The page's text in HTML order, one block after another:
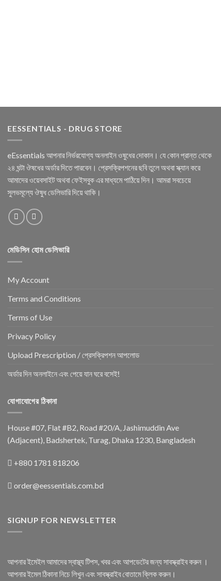
EESSENTIALS - DRUG STORE
eEssentials আপনার নির্ভরযোগ্য অনলাইন ওষুধের দোকান। যে কোন প্রান্ত থেকে
২৪ ঘন্টা ঔষধের অর্ডার দিতে পারবেন। প্রেসক্রিপশনের ছবি তুলে অথবা স্ক্যান করে
আমাদের ওয়েবসাইট অথবা ফেইসবুক এর মাধ্যমে পাঠিয়ে দিন। আমরা সবচেয়ে
সুলভমূল্যে ঔষুধ ডেলিভারি দিয়ে থাকি।
মেডিসিন হোম ডেলিভারি
My Account
Terms and Conditions
Terms of Use
Privacy Policy
Upload Prescription / প্রেসক্রিপশন আপলোড
অর্ডার দিন অনলাইনে এবং পেয়ে যান ঘরে বসেই!
যোগাযোগের ঠিকানা
House #07, Flat #B2, Road #20/A, Jashimuddin Ave
(Adjacent), Badshertek, Turag, Dhaka 1230, Bangladesh
+880 1781 818206
order@eessentials.com.bd
SIGNUP FOR NEWSLETTER
আপনার ইমেইল আমাদের স্বাস্থ্য টিপস, খবর এবং আপডেটের জন্য সাবস্ক্রাইব করুন ।
আপনার ইমেল ঠিকানা নিচে লিখুন এবং সাবস্ক্রাইব বোতামে ক্লিক করুন।